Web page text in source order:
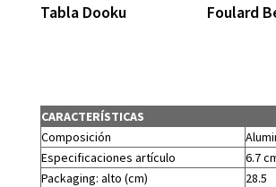
Tabla Dooku Foulard
CARACTERÍSTICAS
Composición
Especificaciones artículo
6.7
Packaging: alto (cm)
28.5